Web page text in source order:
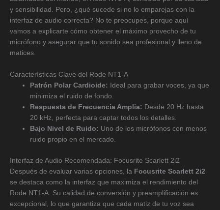
y sensibilidad. Pero, ¿qué sucede si no lo emparejas con la
interfaz de audio correcta? No te preocupes, porque aquí
vamos a explicarte cómo obtener el máximo provecho de tu
micrófono y asegurar que tu sonido sea profesional y lleno de
matices.
Características Clave del Rode NT1-A
Patrón Polar Cardioide: Ideal para grabar voces, ya que
minimiza el ruido de fondo.
Respuesta de Frecuencia Amplia: Desde 20 Hz hasta
20 kHz, perfecta para captar todos los detalles.
Bajo Nivel de Ruido: Uno de los micrófonos con menos
ruido propio en el mercado.
Interfaz de Audio Recomendada: Focusrite Scarlett 2i2
Después de evaluar varias opciones, la Focusrite Scarlett 2i2
se destaca como la interfaz que maximiza el rendimiento del
Rode NT1-A. Su calidad de conversión y preamplificación es
excepcional, lo que garantiza que cada matiz de tu voz sea